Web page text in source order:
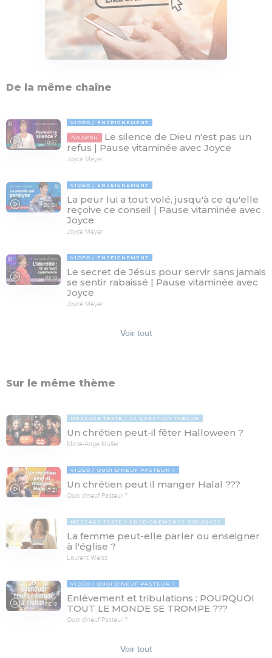
De la même chaîne
10:37
VIDÉO ENSEIGNEMENT
Nouveau
Le silence de Dieu n'est pas un
refus | Pause vitaminée avec Joyce
Joyce Meyer
04:04
VIDÉO ENSEIGNEMENT
La peur lui a tout volé, jusqu'à ce qu'elle
reçoive ce conseil | Pause vitaminée avec
Joyce
Joyce Meyer
03:10
VIDÉO ENSEIGNEMENT
Le secret de Jésus pour servir sans jamais
se sentir rabaissé | Pause vitaminée avec
Joyce
Joyce Meyer
Voir tout
Sur le même thème
MESSAGE TEXTE LA QUESTION TABOUE
Un chrétien peut-il fêter Halloween ?
Marie-Ange Muller
17:21
VIDÉO QUOI D'NEUF PASTEUR ?
Un chrétien peut il manger Halal ???
Quoi d'neuf Pasteur ?
MESSAGE TEXTE ENSEIGNEMENTS BIBLIQUES
La femme peut-elle parler ou enseigner
à l'église ?
Laurent Weiss
78:19
VIDÉO QUOI D'NEUF PASTEUR ?
Enlèvement et tribulations : POURQUOI
TOUT LE MONDE SE TROMPE ???
Quoi d'neuf Pasteur ?
Voir tout